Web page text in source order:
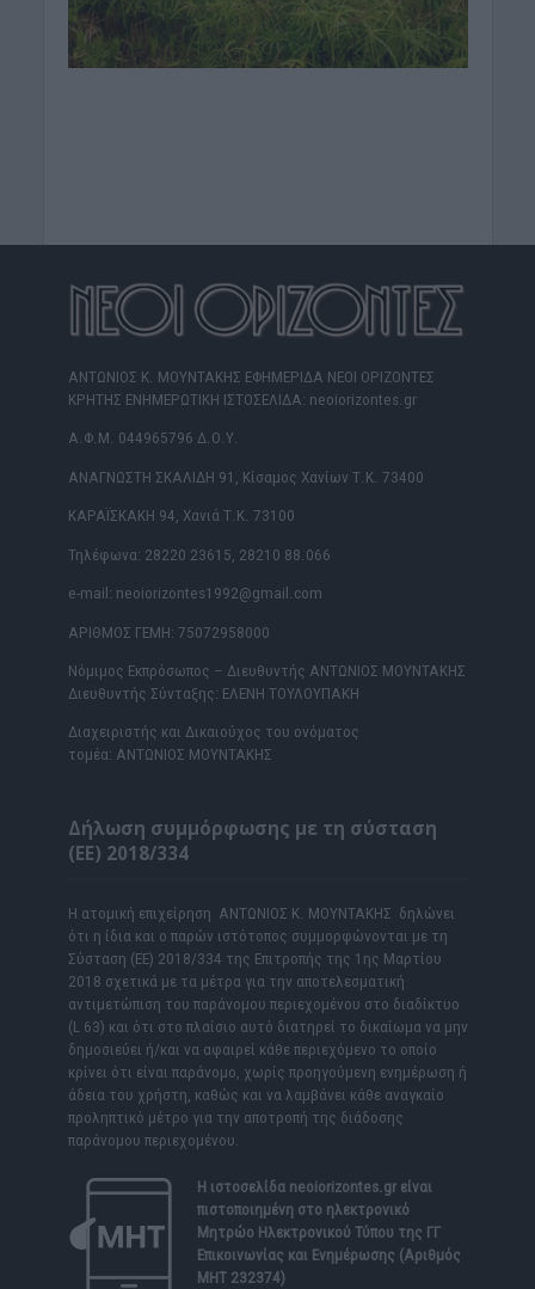
ΑΝΤΩΝΙΟΣ Κ. ΜΟΥΝΤΑΚΗΣ ΕΦΗΜΕΡΙΔΑ ΝΕΟΙ ΟΡΙΖΟΝΤΕΣ
ΚΡΗΤΗΣ ΕΝΗΜΕΡΩΤΙΚΗ ΙΣΤΟΣΕΛΙΔΑ: neoiorizontes.gr
Α.Φ.Μ. 044965796 Δ.Ο.Υ.
ΑΝΑΓΝΩΣΤΗ ΣΚΑΛΙΔΗ 91, Κίσαμος Χανίων Τ.Κ. 73400
ΚΑΡΑΪΣΚΑΚΗ 94, Χανιά Τ.Κ. 73100
Τηλέφωνα: 28220 23615, 28210 88.066
e-mail: neoiorizontes1992@gmail.com
ΑΡΙΘΜΟΣ ΓΕΜΗ: 75072958000
Νόμιμος Εκπρόσωπος – Διευθυντής ΑΝΤΩΝΙΟΣ ΜΟΥΝΤΑΚΗΣ
Διευθυντής Σύνταξης: ΕΛΕΝΗ ΤΟΥΛΟΥΠΑΚΗ
Διαχειριστής και Δικαιούχος του ονόματος
τομέα: ΑΝΤΩΝΙΟΣ ΜΟΥΝΤΑΚΗΣ
Δήλωση συμμόρφωσης με τη σύσταση
(ΕΕ) 2018/334
Η ατομική επιχείρηση ΑΝΤΩΝΙΟΣ Κ. ΜΟΥΝΤΑΚΗΣ δηλώνει
ότι η ίδια και ο παρών ιστότοπος συμμορφώνονται με τη
Σύσταση (ΕΕ) 2018/334 της Επιτροπής της 1ης Μαρτίου
2018 σχετικά με τα μέτρα για την αποτελεσματική
αντιμετώπιση του παράνομου περιεχομένου στο διαδίκτυο
(L 63) και ότι στο πλαίσιο αυτό διατηρεί το δικαίωμα να μην
δημοσιεύει ή/και να αφαιρεί κάθε περιεχόμενο το οποίο
κρίνει ότι είναι παράνομο, χωρίς προηγούμενη ενημέρωση ή
άδεια του χρήστη, καθώς και να λαμβάνει κάθε αναγκαίο
προληπτικό μέτρο για την αποτροπή της διάδοσης
παράνομου περιεχομένου.
Η ιστοσελίδα neoiorizontes.grείναι
πιστοποιημένη στο ηλεκτρονικό
Μητρώο Ηλεκτρονικού Τύπου της ΓΓ
Επικοινωνίας και Ενημέρωσης (Αριθμός
ΜΗΤ 232374)